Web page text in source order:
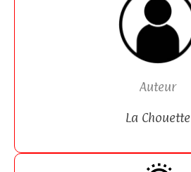
Auteur
La Chouette